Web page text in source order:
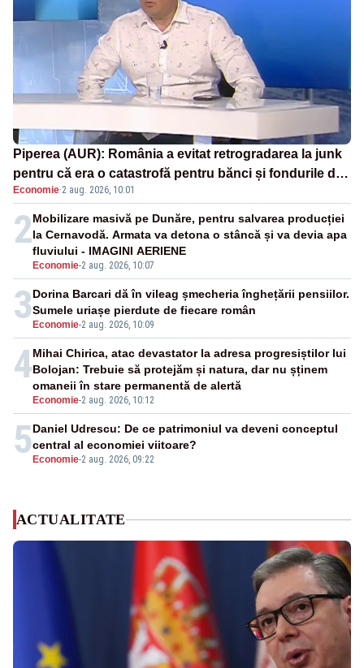
Piperea (AUR): România a evitat retrogradarea la junk
pentru că era o catastrofă pentru bănci și fondurile de
pensii
Economie·2 aug. 2026, 10:01
2
Economie-2 aug. 2026, 10:07
Mobilizare masivă pe Dunăre, pentru salvarea producției
la Cernavodă. Armata va detona o stâncă și va devia apa
fluviului - IMAGINI AERIENE
3 Economie-2 aug. 2026, 10:09
Dorina Barcari dă în vileag șmecheria înghețării pensiilor.
Sumele uriașe pierdute de fiecare român
4
Economie-2 aug. 2026, 10:12
Mihai Chirica, atac devastator la adresa progresiștilor lui
Bolojan: Trebuie să protejăm și natura, dar nu șținem
omaneii în stare permanentă de alertă
5 Economie-2 aug. 2026, 09:22
Daniel Udrescu: De ce patrimoniul va deveni conceptul
central al economiei viitoare?
ACTUALITATE